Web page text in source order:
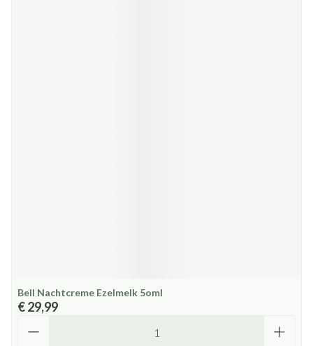
Bell Nachtcreme Ezelmelk 5oml
€ 29,99